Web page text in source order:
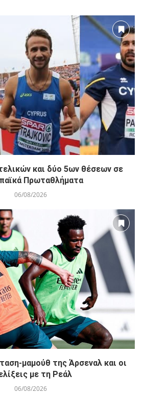
και δύο 5ων θέσεων σε
Πρωταθλήματα
06/08/2026
μαμούθ της Άρσεναλ και οι
με τη Ρεάλ
06/08/2026